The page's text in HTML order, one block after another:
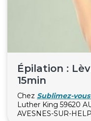
Épilation :
15min
Chez Sublimez-
Luther King 59620
AVESNES-SUR-